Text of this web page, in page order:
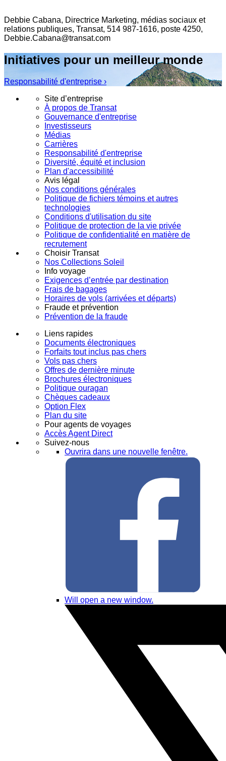
Debbie Cabana, Directrice Marketing, médias sociaux et
relations publiques, Transat, 514 987-1616, poste 4250,
Debbie.Cabana@transat.com
Initiatives pour un meilleur monde
Responsabilité d'entreprise ›
Site d’entreprise
À propos de Transat
Gouvernance d'entreprise
Investisseurs
Médias
Carrières
Responsabilité d'entreprise
Diversité, équité et inclusion
Plan d'accessibilité
Avis légal
Nos conditions générales
Politique de fichiers témoins et autres
technologies
Conditions d'utilisation du site
Politique de protection de la vie privée
Politique de confidentialité en matière de
recrutement
Choisir Transat
Nos Collections Soleil
Info voyage
Exigences d’entrée par destination
Frais de bagages
Horaires de vols (arrivées et départs)
Fraude et prévention
Prévention de la fraude
Liens rapides
Documents électroniques
Forfaits tout inclus pas chers
Vols pas chers
Offres de dernière minute
Brochures électroniques
Politique ouragan
Chèques cadeaux
Option Flex
Plan du site
Pour agents de voyages
Accès Agent Direct
Suivez-nous
Ouvrira dans une nouvelle fenêtre.
Will open a new window.